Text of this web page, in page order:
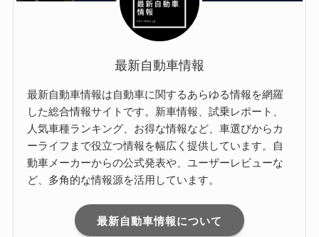
最新自動車情報
最新自動車情報は自動車に関するあらゆる情報を網羅
した総合情報サイトです。新車情報、試乗レポート、
人気車種ランキング、お得な情報など、車選びからカ
ーライフまで役立つ情報を幅広く提供しています。自
動車メーカーからの公式発表や、ユーザーレビューな
ど、多角的な情報源を活用しています。
最新自動車情報について